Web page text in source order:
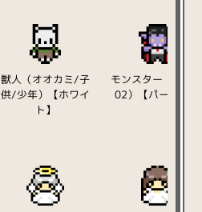
獣人（オオカミ/子
供/少年）【ホワイ
ト】
モンスター（吸血
02）【パープル】